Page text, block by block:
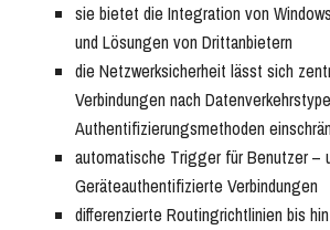
sie bietet die Integration von
und Lösungen von Drittanbietern
die Netzwerksicherheit lässt sich
Verbindungen nach
Authentifizierungsmethoden
automatische Trigger für Benutzer –
Geräteauthentifizierte Verbindungen
differenzierte Routingrichtlinien bis